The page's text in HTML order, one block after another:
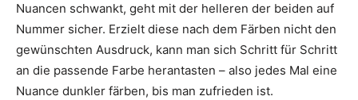
Nuancen schwankt, geht mit der helleren der beiden auf
Nummer sicher. Erzielt diese nach dem Färben nicht den
gewünschten Ausdruck, kann man sich Schritt für Schritt
an die passende Farbe herantasten – also jedes Mal eine
Nuance dunkler färben, bis man zufrieden ist.